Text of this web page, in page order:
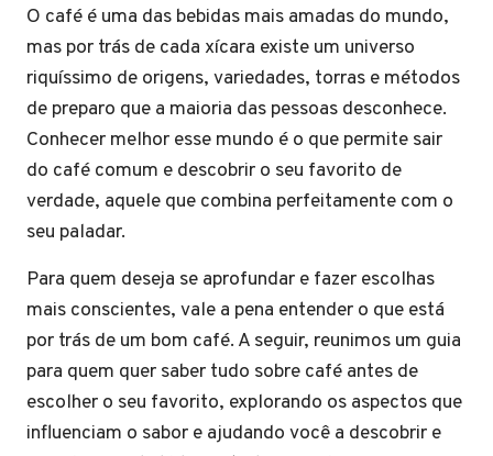
O café é uma das bebidas mais amadas do mundo,
mas por trás de cada xícara existe um universo
riquíssimo de origens, variedades, torras e métodos
de preparo que a maioria das pessoas desconhece.
Conhecer melhor esse mundo é o que permite sair
do café comum e descobrir o seu favorito de
verdade, aquele que combina perfeitamente com o
seu paladar.
Para quem deseja se aprofundar e fazer escolhas
mais conscientes, vale a pena entender o que está
por trás de um bom café. A seguir, reunimos um guia
para quem quer saber tudo sobre café antes de
escolher o seu favorito, explorando os aspectos que
influenciam o sabor e ajudando você a descobrir e